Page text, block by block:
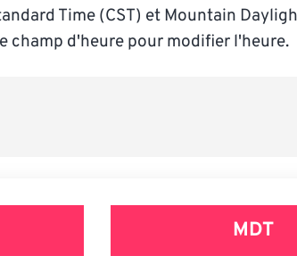
Time (CST) et Mountain
champ d'heure pour modifier l'heure.
MDT